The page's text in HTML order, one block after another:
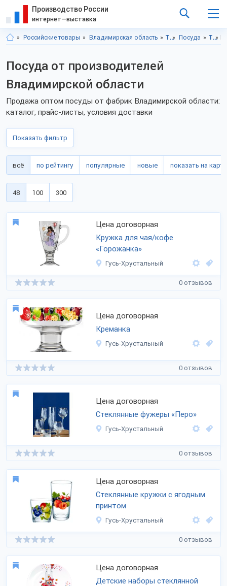
Производство России
интернет—выставка
Российские товары Владимирская область Товары для дома Посуда Товары для дома, Владимирская область
Посуда от производителей
Владимирской области
Продажа оптом посуды от фабрик Владимирской области:
каталог, прайс-листы, условия доставки
Показать фильтр
всё по рейтингу популярные новые показать на карте
48 100 300
Цена договорная
Кружка для чая/кофе
«Горожанка»
Гусь-Хрустальный
0 отзывов
Цена договорная
Креманка
Гусь-Хрустальный
0 отзывов
Цена договорная
Стеклянные фужеры «Перо»
Гусь-Хрустальный
0 отзывов
Цена договорная
Стеклянные кружки с ягодным
принтом
Гусь-Хрустальный
0 отзывов
Цена договорная
Детские наборы стеклянной